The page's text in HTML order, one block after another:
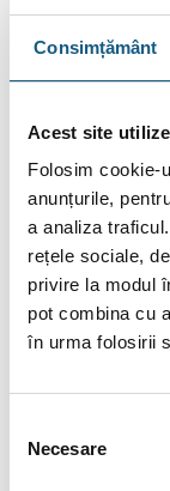
Consimțământ
Acest site
Folosim cookie-
anunțurile,
a analiza
rețele sociale,
privire la modul
pot combina cu
în urma folosirii
consimțământului
Necesare
BRAND
CSE SOL W
de racordare a
3 senzori